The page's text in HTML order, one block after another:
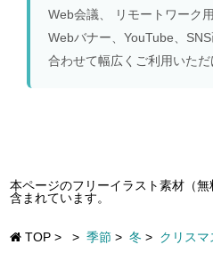
Web会議、 リモートワーク
Webバナー、YouTube、
合わせて幅広くご利用いただ
本ページのフリーイラスト素材（
含まれています。
TOP > > 季節 > 冬 > クリスマ